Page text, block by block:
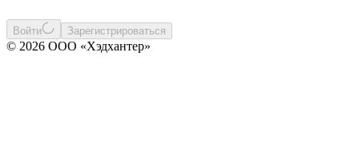
Войти Зарегистрироваться
© 2026 ООО «Хэдхантер»